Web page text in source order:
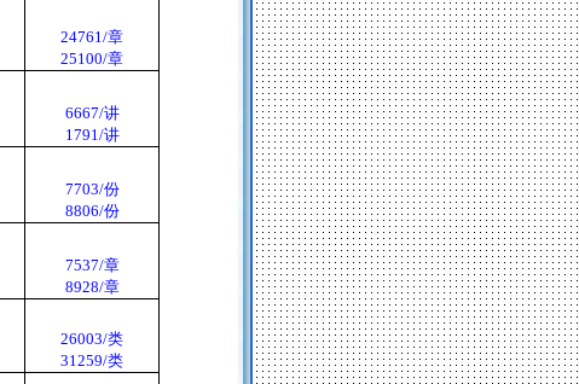
24761/章
25100/章
6667/讲
1791/讲
7703/份
8806/份
7537/章
8928/章
26003/类
31259/类